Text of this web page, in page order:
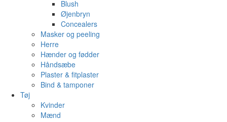
Blush
Øjenbryn
Concealers
Masker og peeling
Herre
Hænder og fødder
Håndsæbe
Plaster & fitplaster
Bind & tamponer
Tøj
Kvinder
Mænd